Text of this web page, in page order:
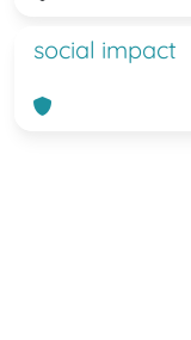
social impact